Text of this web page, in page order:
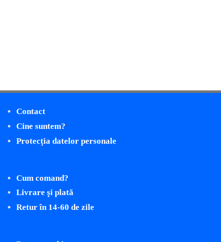
Contact
Cine suntem?
Protecţia datelor personale
Cum comand?
Livrare şi plată
Retur în 14-60 de zile